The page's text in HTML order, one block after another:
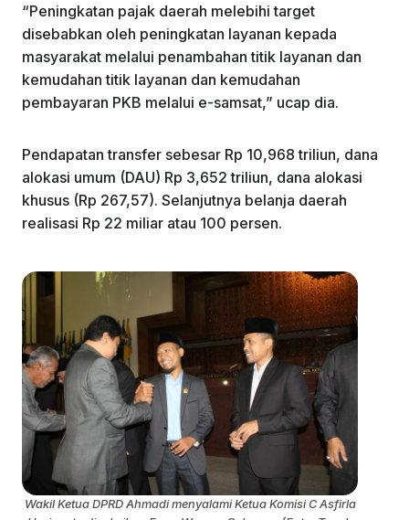
“Peningkatan pajak daerah melebihi target
disebabkan oleh peningkatan layanan kepada
masyarakat melalui penambahan titik layanan dan
kemudahan titik layanan dan kemudahan
pembayaran PKB melalui e-samsat,” ucap dia.
Pendapatan transfer sebesar Rp 10,968 triliun, dana
alokasi umum (DAU) Rp 3,652 triliun, dana alokasi
khusus (Rp 267,57). Selanjutnya belanja daerah
realisasi Rp 22 miliar atau 100 persen.
Wakil Ketua DPRD Ahmadi menyalami Ketua Komisi C Asfirla